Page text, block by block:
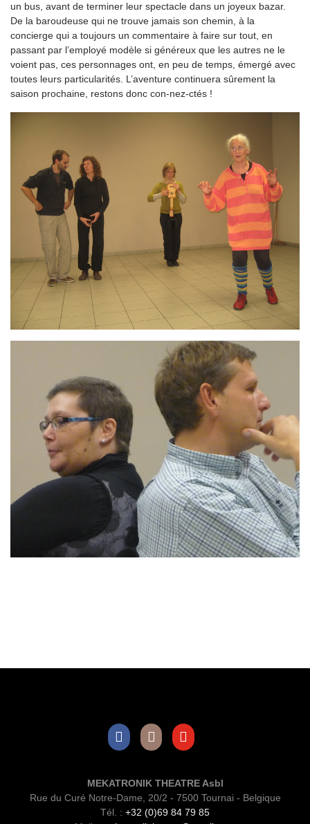
un bus, avant de terminer leur spectacle dans un joyeux bazar.
De la baroudeuse qui ne trouve jamais son chemin, à la
concierge qui a toujours un commentaire à faire sur tout, en
passant par l’employé modèle si généreux que les autres ne le
voient pas, ces personnages ont, en peu de temps, émergé avec
toutes leurs particularités. L’aventure continuera sûrement la
saison prochaine, restons donc con-nez-ctés !
MEKATRONIK THEATRE Asbl
Rue du Curé Notre-Dame, 20/2 - 7500 Tournai - Belgique
Tél. : +32 (0)69 84 79 85